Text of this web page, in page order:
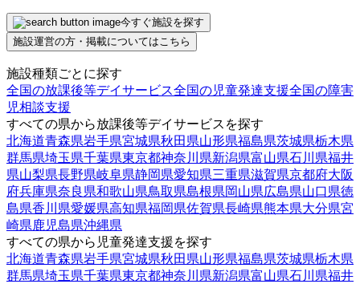
今すぐ施設を探す
施設運営の方・掲載についてはこちら
施設種類ごとに探す
全国の放課後等デイサービス全国の児童発達支援全国の障害
児相談支援
すべての県から放課後等デイサービスを探す
北海道青森県岩手県宮城県秋田県山形県福島県茨城県栃木県
群馬県埼玉県千葉県東京都神奈川県新潟県富山県石川県福井
県山梨県長野県岐阜県静岡県愛知県三重県滋賀県京都府大阪
府兵庫県奈良県和歌山県鳥取県島根県岡山県広島県山口県徳
島県香川県愛媛県高知県福岡県佐賀県長崎県熊本県大分県宮
崎県鹿児島県沖縄県
すべての県から児童発達支援を探す
北海道青森県岩手県宮城県秋田県山形県福島県茨城県栃木県
群馬県埼玉県千葉県東京都神奈川県新潟県富山県石川県福井